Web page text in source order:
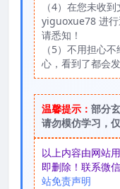
（4）在您未收
yiguoxue78 进行
请悉知！
（5）不用担心
心，看到了都会
温馨提示： 部分
请勿模仿学习，
以上内容由网站
即删除！联系微
站免责声明